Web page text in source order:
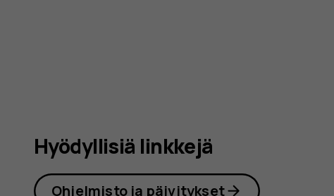
Hyödyllisiä linkkejä
Ohjelmisto ja päivitykset